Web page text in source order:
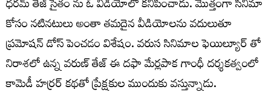
ధరమ్ తేజ్ సైతం ను ఓ వీడియోలో కనిపించాడు. మొత్తంగా సినిమా
కోసం నటినటులు అంతా తమదైన వీడియోలను వదులుతూ
ప్రమోషన్ డోస్ పెంచడం విశేషం. వరుస సినిమాల ఫెయిల్యూర్ తో
నిరాశలో ఉన్న వరుణ్ తేజ్ ఈ దఫా మేర్లపాక గాంధీ దర్శకత్వంలో
కామెడీ హర్రర్ కథతో ప్రేక్షకుల ముందుకు వస్తున్నాడు.